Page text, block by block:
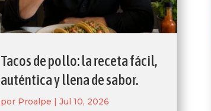
Tacos de pollo: la receta fácil,
auténtica y llena de sabor.
por Proalpe | Jul 10, 2026